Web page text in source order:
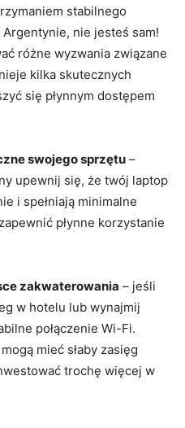
stabilnego
nie jesteś sam!
różne wyzwania związane
kilka skutecznych
się płynnym dostępem
swojego sprzętu –
upewnij się, że twój laptop
i spełniają minimalne
płynne korzystanie
zakwaterowania – jeśli
w hotelu lub wynajmij
połączenie Wi-Fi.
mieć słaby zasięg
trochę więcej w